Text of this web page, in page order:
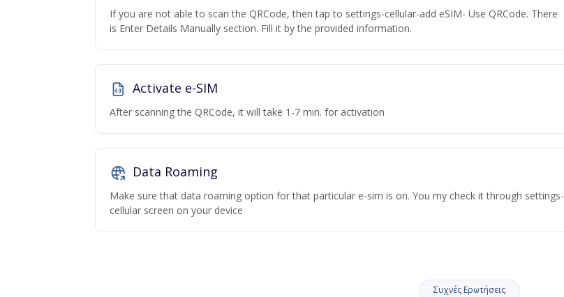
If you are not able to scan the QRCode, then tap to settings-cellular-add eSIM- Use QRCode. There
is Enter Details Manually section. Fill it by the provided information.
Activate e-SIM
After scanning the QRCode, it will take 1-7 min. for activation
Data Roaming
Make sure that data roaming option for that particular e-sim is on. You my check it through settings-
cellular screen on your device
Συχνές Ερωτήσεις